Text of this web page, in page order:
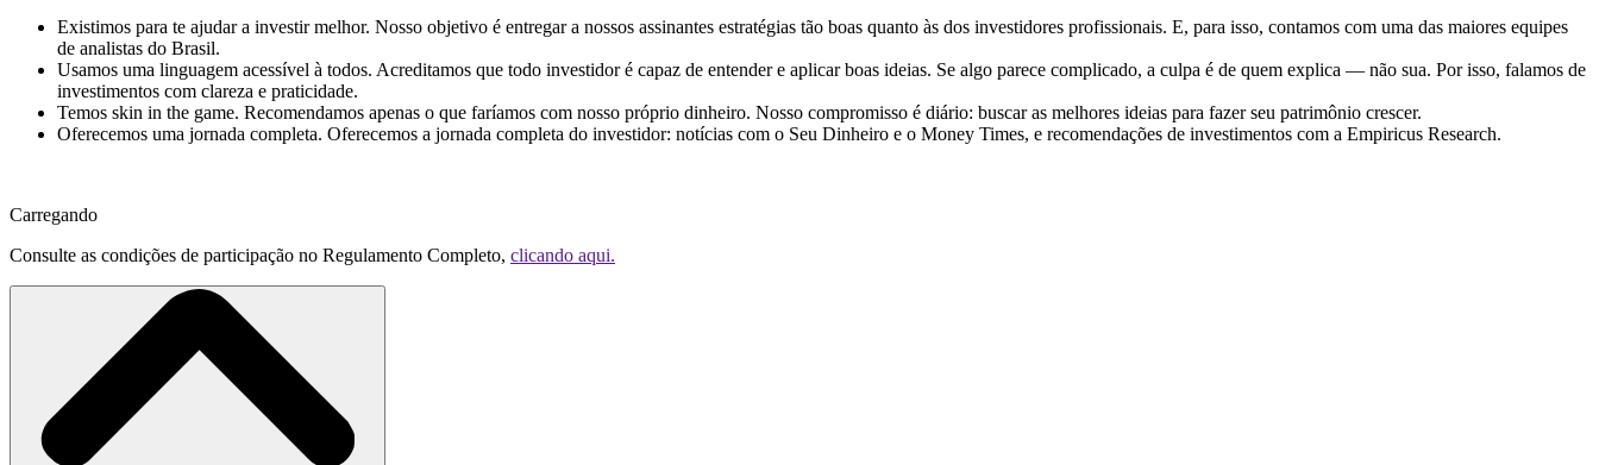
Existimos para te ajudar a investir melhor. Nosso objetivo é entregar a nossos assinantes estratégias tão boas quanto às dos investidores profissionais. E, para isso, contamos com uma das maiores equipes
de analistas do Brasil.
Usamos uma linguagem acessível à todos. Acreditamos que todo investidor é capaz de entender e aplicar boas ideias. Se algo parece complicado, a culpa é de quem explica — não sua. Por isso, falamos de
investimentos com clareza e praticidade.
Temos skin in the game. Recomendamos apenas o que faríamos com nosso próprio dinheiro. Nosso compromisso é diário: buscar as melhores ideias para fazer seu patrimônio crescer.
Oferecemos uma jornada completa. Oferecemos a jornada completa do investidor: notícias com o Seu Dinheiro e o Money Times, e recomendações de investimentos com a Empiricus Research.
Carregando
Consulte as condições de participação no Regulamento Completo, clicando aqui.